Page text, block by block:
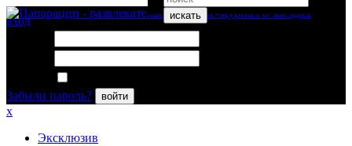
искать
вход
Забыли пароль?
войти
x
Эксклюзив